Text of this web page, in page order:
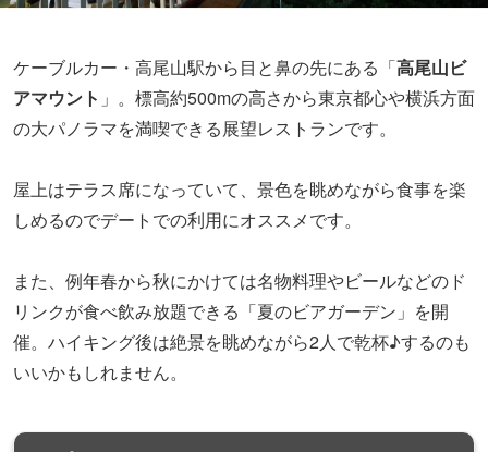
催。ハイキング後は絶景を眺めながら2人で乾杯♪するのも
スポット
高尾山ビアマウント
〒193-0844
東京都八王子市 高尾町2205
高尾山口駅